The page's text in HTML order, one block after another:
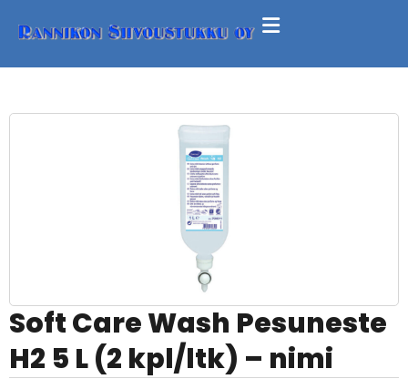
Soft Care Wash Pesuneste
H2 5 L (2 kpl/ltk) – nimi